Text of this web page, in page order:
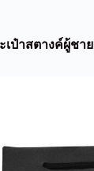
เป๋าสตางค์ผู้ชาย